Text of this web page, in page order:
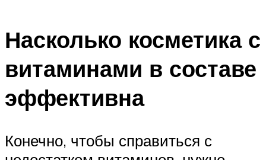
Насколько косметика с
витаминами в составе
эффективна
Конечно, чтобы справиться с